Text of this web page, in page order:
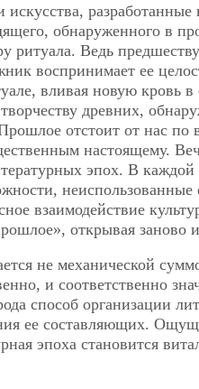
искусства,
обнаруженного в
ритуала. Ведь
воспринимает ее
вливая новую кровь
древних,
отстоит от нас по
настоящему.
эпох. В каждой
взаимодействие
открывая заново
не механической
и соответственно
способ организации
ее составляющих.
эпоха становится